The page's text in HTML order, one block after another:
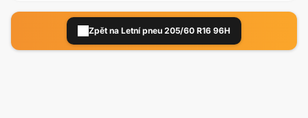
Zpět na Letní pneu 205/60 R16 96H